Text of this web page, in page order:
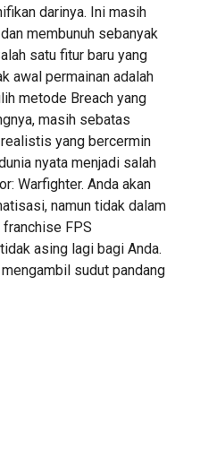
darinya. Ini masih
membunuh sebanyak
satu fitur baru yang
awal permainan adalah
metode Breach yang
masih sebatas
yang bercermin
nyata menjadi salah
Warfighter. Anda akan
namun tidak dalam
FPS
asing lagi bagi Anda.
sudut pandang